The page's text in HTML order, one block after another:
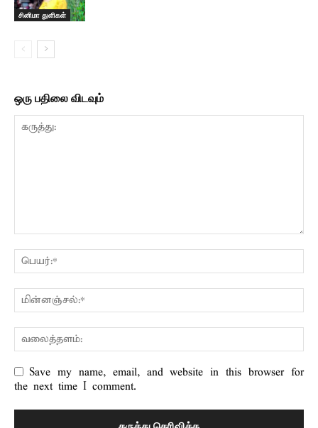
சினிமா துளிகள்
ஒரு பதிலை விடவும்
Save my name, email, and website in this browser for
the next time I comment.